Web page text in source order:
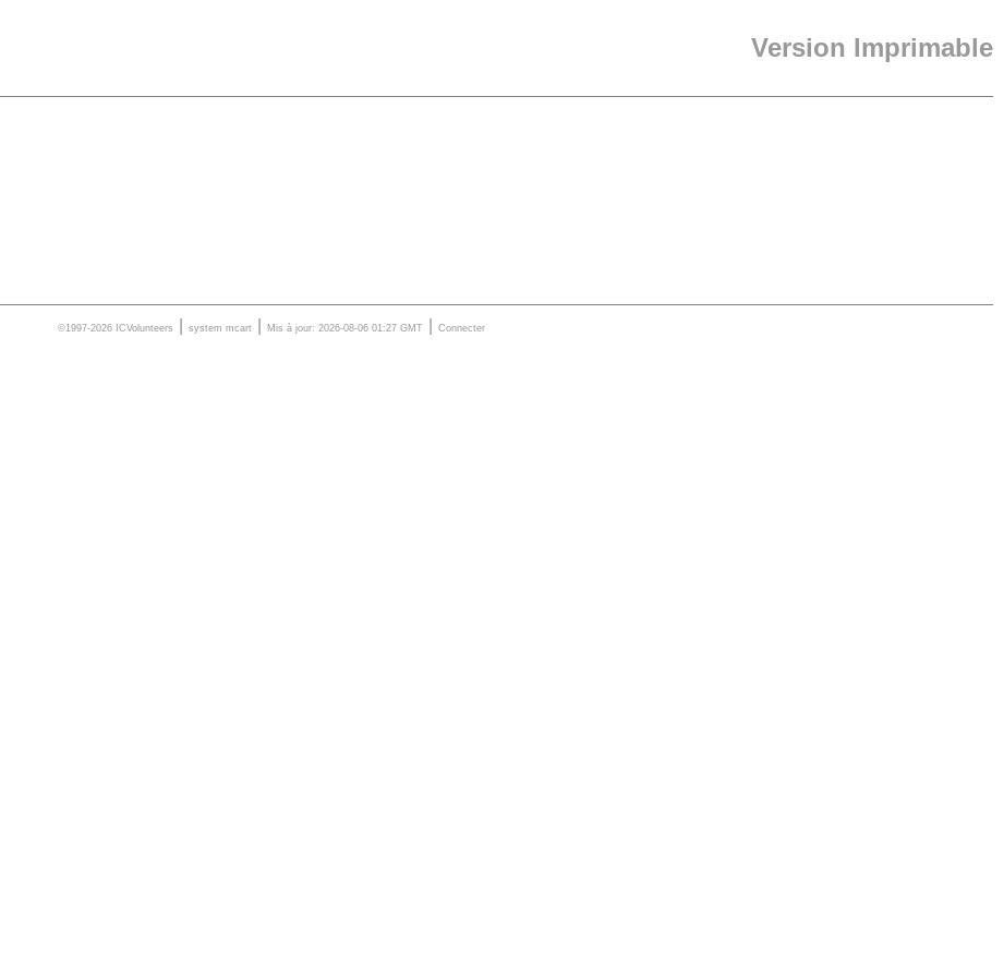
Version Imprimable
©1997-2026 ICVolunteers system mcart Mis à jour: 2026-08-06 01:27 GMT Connecter